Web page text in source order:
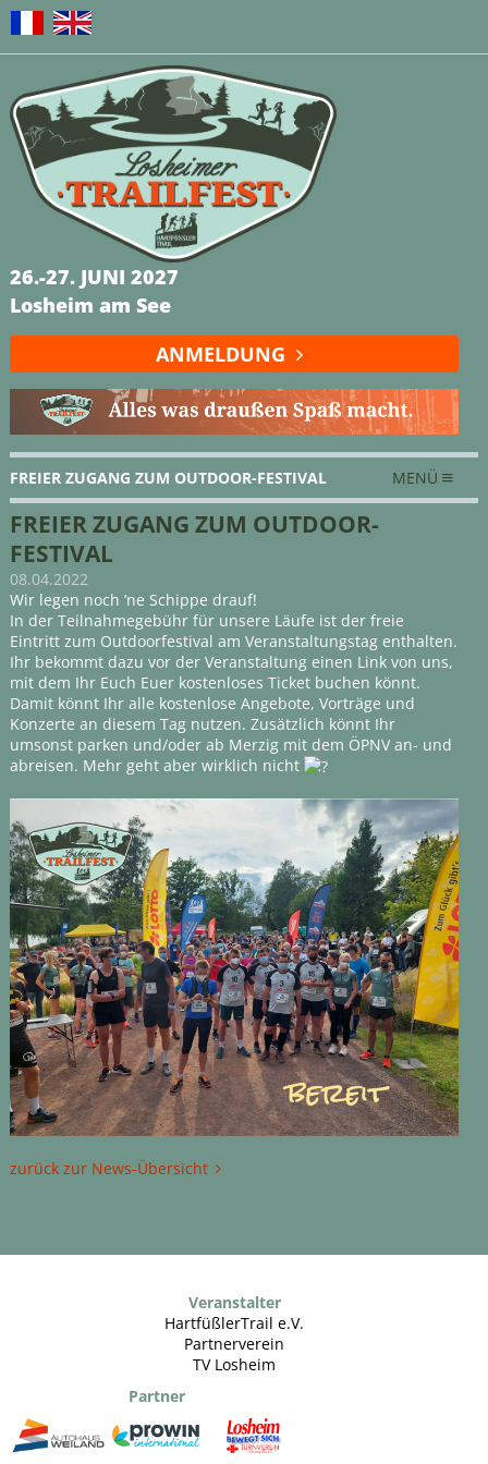
26.-27. JUNI 2027
Losheim am See
ANMELDUNG
FREIER ZUGANG ZUM OUTDOOR-FESTIVAL MENÜ
FREIER ZUGANG ZUM OUTDOOR-
FESTIVAL
08.04.2022
Wir legen noch ’ne Schippe drauf!
In der Teilnahmegebühr für unsere Läufe ist der freie
Eintritt zum Outdoorfestival am Veranstaltungstag enthalten.
Ihr bekommt dazu vor der Veranstaltung einen Link von uns,
mit dem Ihr Euch Euer kostenloses Ticket buchen könnt.
Damit könnt Ihr alle kostenlose Angebote, Vorträge und
Konzerte an diesem Tag nutzen. Zusätzlich könnt Ihr
umsonst parken und/oder ab Merzig mit dem ÖPNV an- und
abreisen. Mehr geht aber wirklich nicht
zurück zur News-Übersicht
Veranstalter
HartfüßlerTrail e.V.
Partnerverein
TV Losheim
Partner